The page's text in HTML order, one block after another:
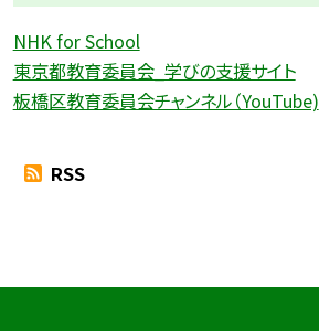
NHK for School
東京都教育委員会_学びの支援サイト
板橋区教育委員会チャンネル（YouTube)
RSS